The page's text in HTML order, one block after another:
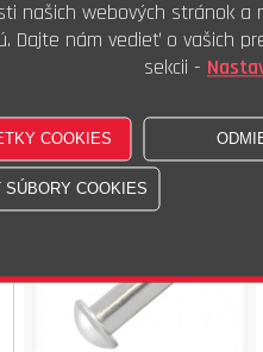
5,69 €bez DPH
Kúpiť
DIN 660 ISO 1051 STN 022301.10
našich webových stránok a
Dajte nám vedieť o vašich
sekcii -